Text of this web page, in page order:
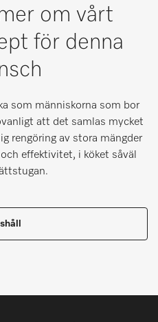
mer om vårt
för denna
som människorna som bor
att det samlas mycket
rengöring av stora mängder
effektivitet, i köket såväl